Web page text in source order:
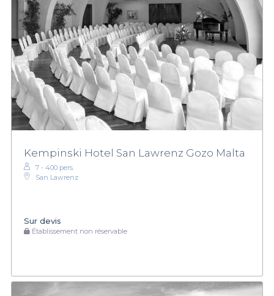
Kempinski Hotel San Lawrenz Gozo Malta
7 - 400 pers.
San Lawrenz
Sur devis
Établissement non réservable